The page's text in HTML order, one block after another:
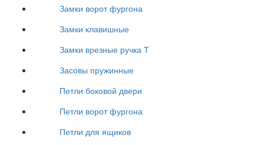
Замки ворот фургона
Замки клавишные
Замки врезные ручка Т
Засовы пружинные
Петли боковой двери
Петли ворот фургона
Петли для ящиков